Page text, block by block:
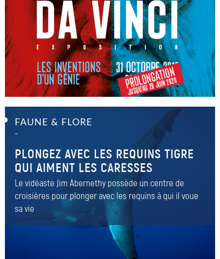
FAUNE & FLORE
–
PLONGEZ AVEC LES REQUINS TIGRE
QUI AIMENT LES CARESSES
Le vidéaste Jim Abernethy possède un centre de
croisières pour plonger avec les requins à qui il voue
sa vie